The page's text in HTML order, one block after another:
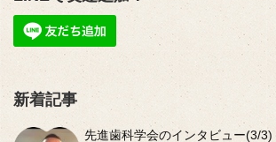
新着記事
先進歯科学会のインタビュー(3/3)